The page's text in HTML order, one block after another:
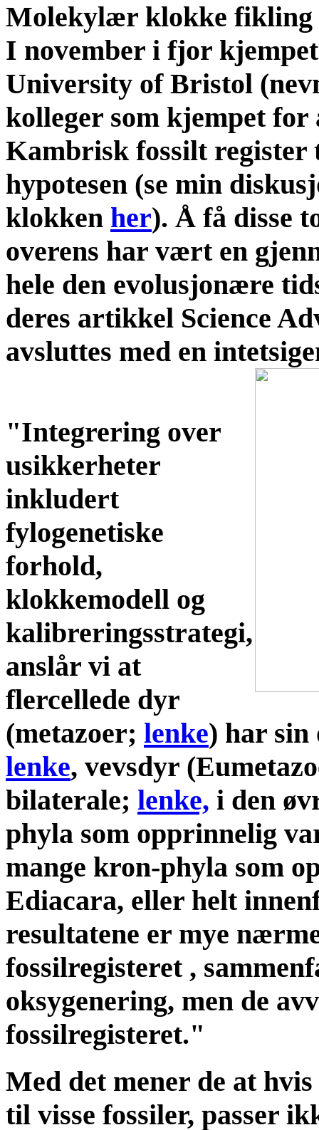
Molekylær klokke fikling
I november i fjor
University of Bristol
kolleger som kjempet
Kambrisk fossilt
hypotesen (se min
klokken her). Å få disse
overens har vært en
hele den evolusjonære
deres artikkel Science
avsluttes med en
"Integrering over
usikkerheter
inkludert
fylogenetiske
forhold,
klokkemodell og
kalibreringsstrategi,
anslår vi at
flercellede dyr
(metazoer; lenke) har
lenke, vevsdyr
bilaterale; lenke, i den
phyla som opprinnelig
mange kron-phyla som
Ediacara, eller helt
resultatene er mye
fossilregisteret ,
oksygenering, men de
fossilregisteret."
Med det mener de at
til visse fossiler, passer